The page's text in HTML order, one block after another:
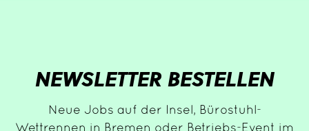
NEWSLETTER BESTELLEN
Neue Jobs auf der Insel, Bürostuhl-
Wettrennen in Bremen oder Betriebs-Event im